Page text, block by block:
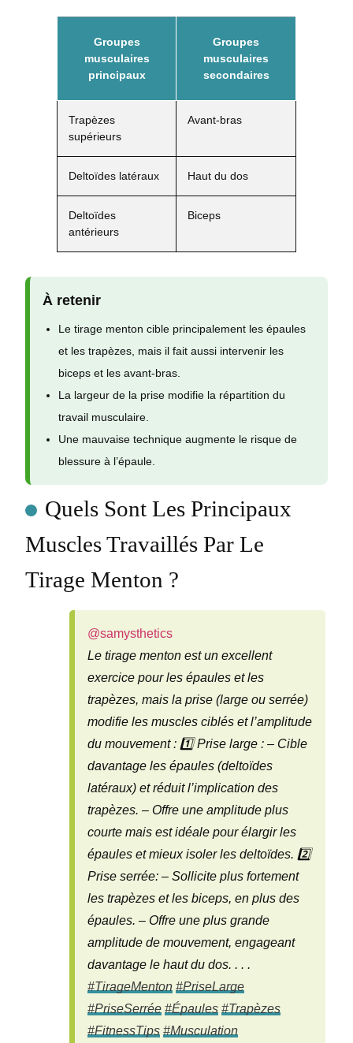
Groupes
musculaires
principaux
Groupes
musculaires
secondaires
Trapèzes
supérieurs
Avant-bras
Deltoïdes latéraux Haut du dos
Deltoïdes
antérieurs
Biceps
À retenir
Le tirage menton cible principalement les épaules
et les trapèzes, mais il fait aussi intervenir les
biceps et les avant-bras.
La largeur de la prise modifie la répartition du
travail musculaire.
Une mauvaise technique augmente le risque de
blessure à l’épaule.
Quels Sont Les Principaux
Muscles Travaillés Par Le
Tirage Menton ?
@samysthetics
Le tirage menton est un excellent
exercice pour les épaules et les
trapèzes, mais la prise (large ou serrée)
modifie les muscles ciblés et l’amplitude
du mouvement : 1️⃣ Prise large : – Cible
davantage les épaules (deltoïdes
latéraux) et réduit l’implication des
trapèzes. – Offre une amplitude plus
courte mais est idéale pour élargir les
épaules et mieux isoler les deltoïdes. 2️⃣
Prise serrée: – Sollicite plus fortement
les trapèzes et les biceps, en plus des
épaules. – Offre une plus grande
amplitude de mouvement, engageant
davantage le haut du dos. . . .
#TirageMenton #PriseLarge
#PriseSerrée #Épaules #Trapèzes
#FitnessTips #Musculation